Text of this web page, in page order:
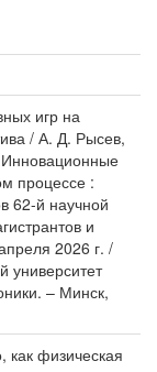
игр на
/ А. Д. Рысев,
процессе :
62-й научной
и
2026 г. /
университет
– Минск,
как физическая